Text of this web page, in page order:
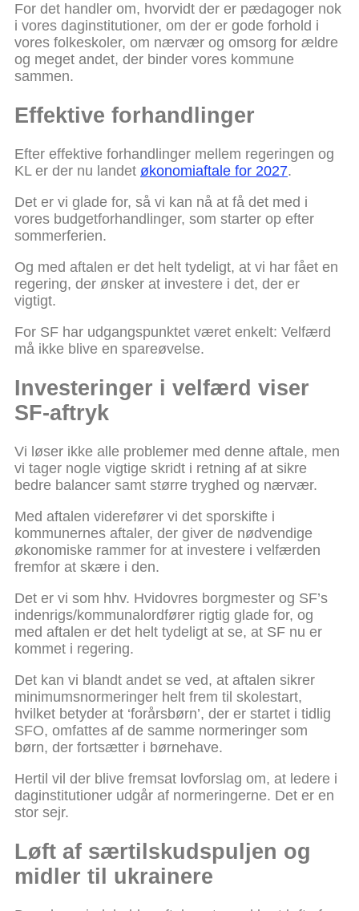
For det handler om, hvorvidt der er pædagoger nok
i vores daginstitutioner, om der er gode forhold i
vores folkeskoler, om nærvær og omsorg for ældre
og meget andet, der binder vores kommune
sammen.
Effektive forhandlinger
Efter effektive forhandlinger mellem regeringen og
KL er der nu landet økonomiaftale for 2027.
Det er vi glade for, så vi kan nå at få det med i
vores budgetforhandlinger, som starter op efter
sommerferien.
Og med aftalen er det helt tydeligt, at vi har fået en
regering, der ønsker at investere i det, der er
vigtigt.
For SF har udgangspunktet været enkelt: Velfærd
må ikke blive en spareøvelse.
Investeringer i velfærd viser
SF-aftryk
Vi løser ikke alle problemer med denne aftale, men
vi tager nogle vigtige skridt i retning af at sikre
bedre balancer samt større tryghed og nærvær.
Med aftalen viderefører vi det sporskifte i
kommunernes aftaler, der giver de nødvendige
økonomiske rammer for at investere i velfærden
fremfor at skære i den.
Det er vi som hhv. Hvidovres borgmester og SF’s
indenrigs/kommunalordfører rigtig glade for, og
med aftalen er det helt tydeligt at se, at SF nu er
kommet i regering.
Det kan vi blandt andet se ved, at aftalen sikrer
minimumsnormeringer helt frem til skolestart,
hvilket betyder at ‘forårsbørn’, der er startet i tidlig
SFO, omfattes af de samme normeringer som
børn, der fortsætter i børnehave.
Hertil vil der blive fremsat lovforslag om, at ledere i
daginstitutioner udgår af normeringerne. Det er en
stor sejr.
Løft af særtilskudspuljen og
midler til ukrainere